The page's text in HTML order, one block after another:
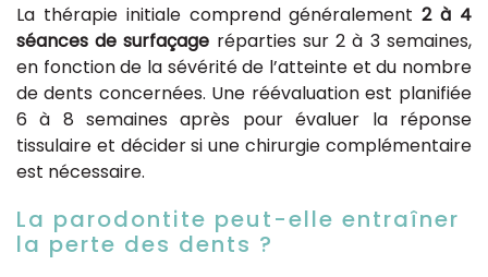
La thérapie initiale comprend généralement2 à 4
séances de surfaçage réparties sur 2 à 3 semaines,
en fonction de la sévérité de l’atteinte et du nombre
de dents concernées. Une réévaluation est planifiée
6 à 8 semaines après pour évaluer la réponse
tissulaire et décider si une chirurgie complémentaire
est nécessaire.
La parodontite peut-elle entraîner
la perte des dents ?